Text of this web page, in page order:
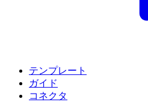
テンプレート
ガイド
コネクタ